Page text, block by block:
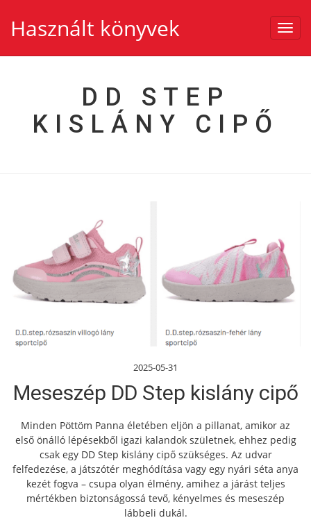
Használt könyvek
DD STEP
KISLÁNY CIPŐ
2025-05-31
Meseszép DD Step kislány cipő
Minden Pöttöm Panna életében eljön a pillanat, amikor az
első önálló lépésekből igazi kalandok születnek, ehhez pedig
csak egy DD Step kislány cipő szükséges. Az udvar
felfedezése, a játszótér meghódítása vagy egy nyári séta anya
kezét fogva – csupa olyan élmény, amihez a járást teljes
mértékben biztonságossá tevő, kényelmes és meseszép
lábbeli dukál.